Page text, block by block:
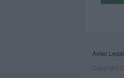
Aviso Legal